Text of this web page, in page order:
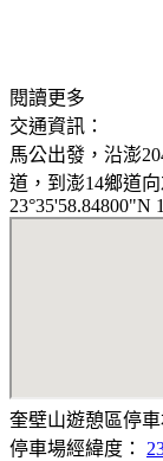
閱讀更多
交通資訊：
馬公出發，沿澎
道，到澎14鄉道
23°35'58.84800"N
奎壁山遊憩區停
停車場經緯度：